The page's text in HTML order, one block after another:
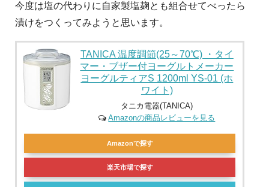
今度は塩の代わりに自家製塩麹とも組合せてべったら
漬けをつくってみようと思います。
TANICA 温度調節(25～70℃) ・タイ
マー・ブザー付ヨーグルトメーカー
ヨーグルティアS 1200ml YS-01 (ホ
ワイト)
タニカ電器(TANICA)
Amazonの商品レビューを見る
Amazonで探す
楽天市場で探す